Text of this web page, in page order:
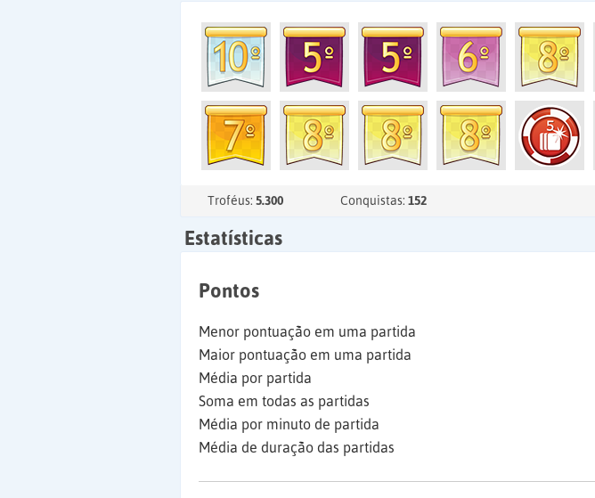
Troféus: 5.300 Conquistas: 152
Estatísticas
Pontos
Menor pontuação em uma partida
Maior pontuação em uma partida
Média por partida
Soma em todas as partidas
Média por minuto de partida
Média de duração das partidas